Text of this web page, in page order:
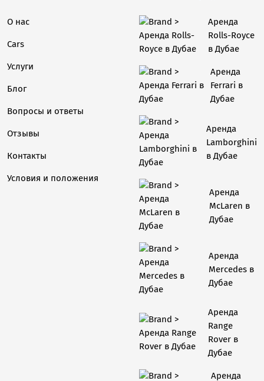
О нас
Cars
Услуги
Блог
Вопросы и ответы
Отзывы
Контакты
Условия и положения
Аренда
Rolls-Royce
в Дубае
Аренда
Ferrari в
Дубае
Аренда
Lamborghini
в Дубае
Аренда
McLaren в
Дубае
Аренда
Mercedes в
Дубае
Аренда
Range
Rover в
Дубае
Аренда